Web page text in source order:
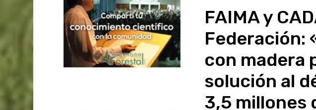
FAIMA y
Federación:
con madera
solución al
3,5 millones